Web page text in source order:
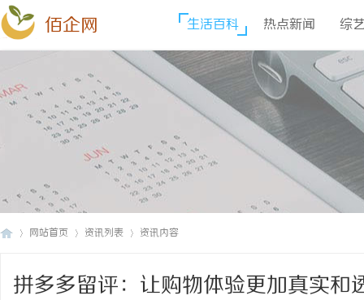
佰企网 生活百科 热点新闻 综
网站首页 资讯列表 资讯内容
拼多多留评：让购物体验更加真实和